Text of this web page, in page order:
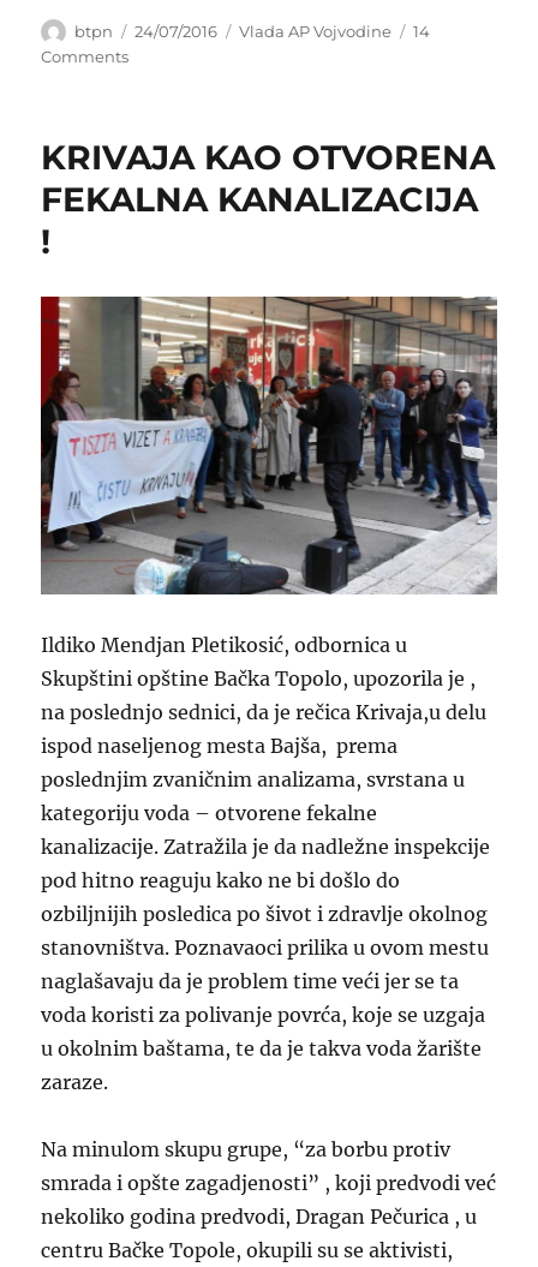
Author
btpn
Posted
24/07/2016 Categories
Vlada AP Vojvodine
14
Commentson
САРАДЊЕ
KRIVAJA KAO OTVORENA
FEKALNA KANALIZACIJA
!
Ildiko Mendjan Pletikosić, odbornica u
Skupštini opštine Bačka Topolo, upozorila je ,
na poslednjo sednici, da je rečica Krivaja,u delu
ispod naseljenog mesta Bajša, prema
poslednjim zvaničnim analizama, svrstana u
kategoriju voda – otvorene fekalne
kanalizacije. Zatražila je da nadležne inspekcije
pod hitno reaguju kako ne bi došlo do
ozbiljnijih posledica po šivot i zdravlje okolnog
stanovništva. Poznavaoci prilika u ovom mestu
naglašavaju da je problem time veći jer se ta
voda koristi za polivanje povrća, koje se uzgaja
u okolnim baštama, te da je takva voda žarište
zaraze.
Na minulom skupu grupe, “za borbu protiv
smrada i opšte zagadjenosti” , koji predvodi već
nekoliko godina predvodi, Dragan Pečurica , u
centru Bačke Topole, okupili su se aktivisti,